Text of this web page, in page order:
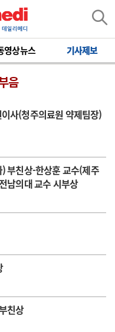
영상뉴스 기사제보
음
사(청주의료원 약제팀장)
부친상-한상훈 교수(제주
남의대 교수 시부상
친상